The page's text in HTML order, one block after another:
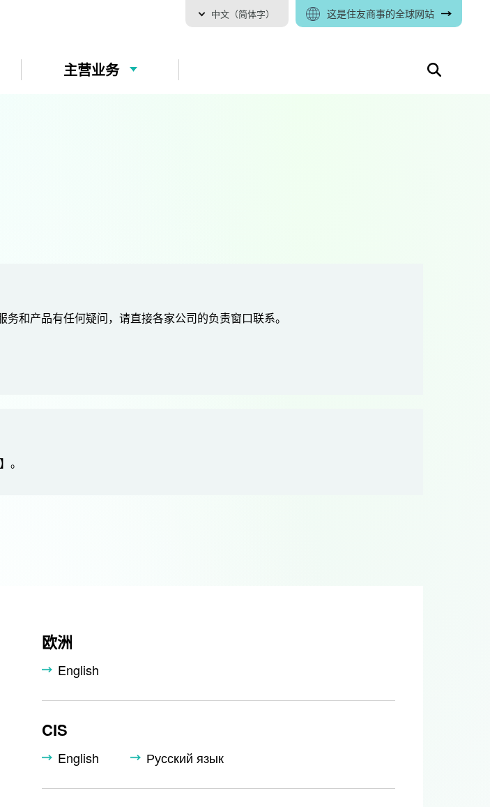
中文（简体字） 这是住友商事的全球网站
主营业务
和产品有任何疑问，请直接各家公司的负责窗口联系。
】。
欧洲
English
CIS
English Русский язык